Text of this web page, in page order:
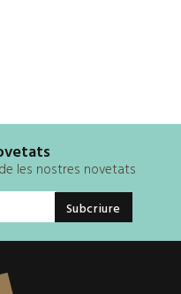
les nostres novetats